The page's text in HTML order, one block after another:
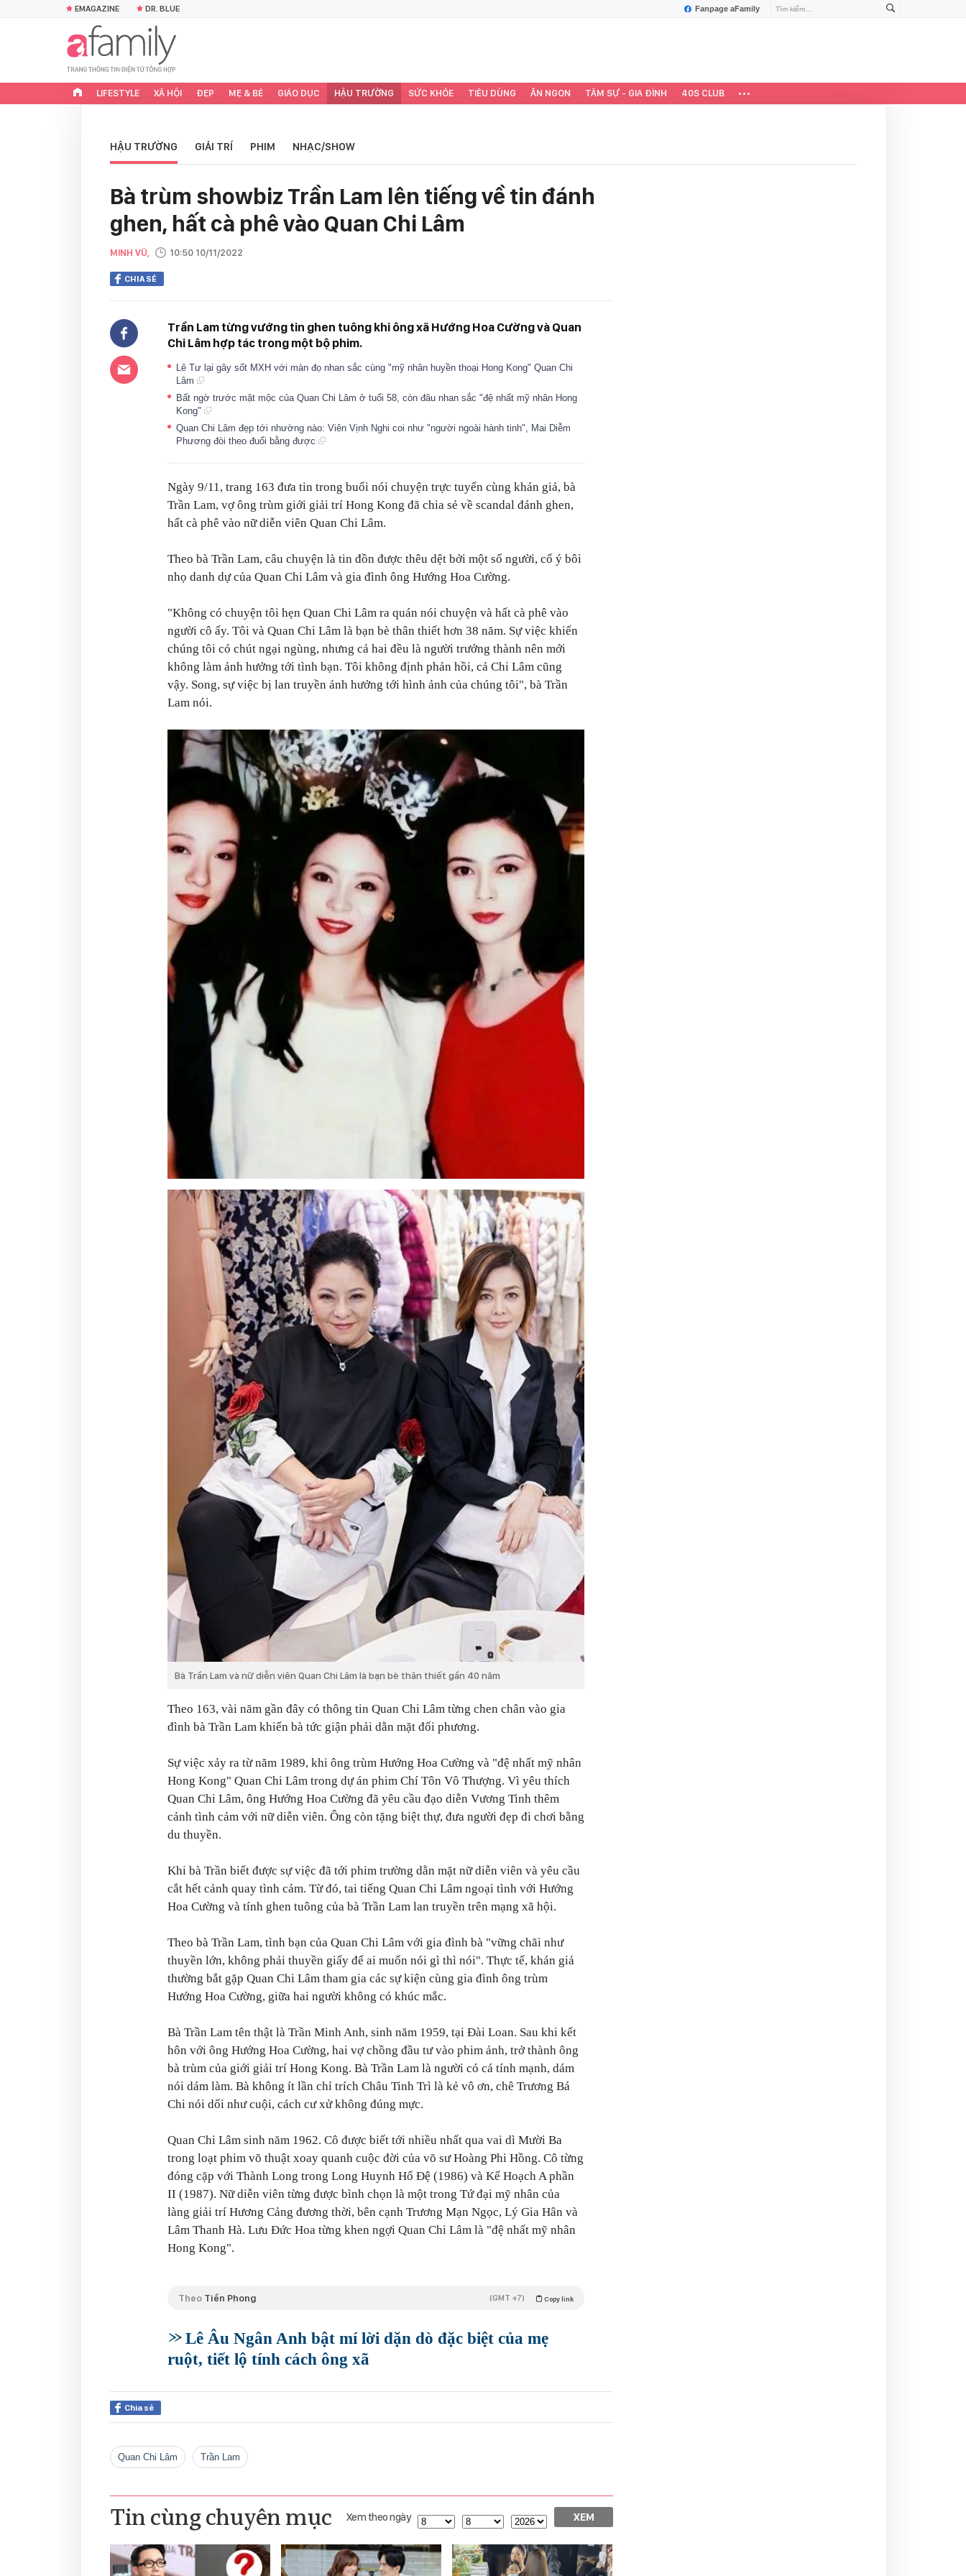
Fanpage aFamily
EMAGAZINE DR. BLUE
LIFESTYLE XÃ HỘI ĐẸP MẸ & BÉ GIÁO DỤC HẬU TRƯỜNG SỨC KHỎE TIÊU DÙNG ĂN NGON TÂM SỰ - GIA ĐÌNH 40S CLUB
HẬU TRƯỜNG GIẢI TRÍ PHIM NHẠC/SHOW
Bà trùm showbiz Trần Lam lên tiếng về tin đánh
ghen, hất cà phê vào Quan Chi Lâm
MINH VŨ, 10:50 10/11/2022
CHIA SẺ
Trần Lam từng vướng tin ghen tuông khi ông xã Hướng Hoa Cường và Quan
Chi Lâm hợp tác trong một bộ phim.
Lê Tư lại gây sốt MXH với màn đọ nhan sắc cùng "mỹ nhân huyền thoại Hong Kong" Quan Chi
Lâm
Bất ngờ trước mặt mộc của Quan Chi Lâm ở tuổi 58, còn đâu nhan sắc "đệ nhất mỹ nhân Hong
Kong"
Quan Chi Lâm đẹp tới nhường nào: Viên Vịnh Nghi coi như "người ngoài hành tinh", Mai Diễm
Phương đòi theo đuổi bằng được
Ngày 9/11, trang 163 đưa tin trong buổi nói chuyện trực tuyến cùng khán giả, bà
Trần Lam, vợ ông trùm giới giải trí Hong Kong đã chia sẻ về scandal đánh ghen,
hất cà phê vào nữ diễn viên Quan Chi Lâm.
Theo bà Trần Lam, câu chuyện là tin đồn được thêu dệt bởi một số người, cố ý bôi
nhọ danh dự của Quan Chi Lâm và gia đình ông Hướng Hoa Cường.
"Không có chuyện tôi hẹn Quan Chi Lâm ra quán nói chuyện và hất cà phê vào
người cô ấy. Tôi và Quan Chi Lâm là bạn bè thân thiết hơn 38 năm. Sự việc khiến
chúng tôi có chút ngại ngùng, nhưng cả hai đều là người trưởng thành nên mới
không làm ảnh hưởng tới tình bạn. Tôi không định phản hồi, cả Chi Lâm cũng
vậy. Song, sự việc bị lan truyền ảnh hưởng tới hình ảnh của chúng tôi", bà Trần
Lam nói.
Bà Trần Lam và nữ diễn viên Quan Chi Lâm là bạn bè thân thiết gần 40 năm
Theo 163, vài năm gần đây có thông tin Quan Chi Lâm từng chen chân vào gia
đình bà Trần Lam khiến bà tức giận phải dằn mặt đối phương.
Sự việc xảy ra từ năm 1989, khi ông trùm Hướng Hoa Cường và "đệ nhất mỹ nhân
Hong Kong" Quan Chi Lâm trong dự án phim Chí Tôn Vô Thượng. Vì yêu thích
Quan Chi Lâm, ông Hướng Hoa Cường đã yêu cầu đạo diễn Vương Tinh thêm
cảnh tình cảm với nữ diễn viên. Ông còn tặng biệt thự, đưa người đẹp đi chơi bằng
du thuyền.
Khi bà Trần biết được sự việc đã tới phim trường dằn mặt nữ diễn viên và yêu cầu
cắt hết cảnh quay tình cảm. Từ đó, tai tiếng Quan Chi Lâm ngoại tình với Hướng
Hoa Cường và tính ghen tuông của bà Trần Lam lan truyền trên mạng xã hội.
Theo bà Trần Lam, tình bạn của Quan Chi Lâm với gia đình bà "vững chãi như
thuyền lớn, không phải thuyền giấy để ai muốn nói gì thì nói". Thực tế, khán giả
thường bắt gặp Quan Chi Lâm tham gia các sự kiện cùng gia đình ông trùm
Hướng Hoa Cường, giữa hai người không có khúc mắc.
Bà Trần Lam tên thật là Trần Minh Anh, sinh năm 1959, tại Đài Loan. Sau khi kết
hôn với ông Hướng Hoa Cường, hai vợ chồng đầu tư vào phim ảnh, trở thành ông
bà trùm của giới giải trí Hong Kong. Bà Trần Lam là người có cá tính mạnh, dám
nói dám làm. Bà không ít lần chỉ trích Châu Tinh Trì là kẻ vô ơn, chê Trương Bá
Chi nói dối như cuội, cách cư xử không đúng mực.
Quan Chi Lâm sinh năm 1962. Cô được biết tới nhiều nhất qua vai dì Mười Ba
trong loạt phim võ thuật xoay quanh cuộc đời của võ sư Hoàng Phi Hồng. Cô từng
đóng cặp với Thành Long trong Long Huynh Hổ Đệ (1986) và Kế Hoạch A phần
II (1987). Nữ diễn viên từng được bình chọn là một trong Tứ đại mỹ nhân của
làng giải trí Hương Cảng đương thời, bên cạnh Trương Mạn Ngọc, Lý Gia Hân và
Lâm Thanh Hà. Lưu Đức Hoa từng khen ngợi Quan Chi Lâm là "đệ nhất mỹ nhân
Hong Kong".
Theo Tiền Phong Copy link
(GMT +7)
Lê Âu Ngân Anh bật mí lời dặn dò đặc biệt của mẹ
ruột, tiết lộ tính cách ông xã
Chia sẻ
Quan Chi Lâm Trần Lam
Tin cùng chuyên mục Xem theo ngày XEM